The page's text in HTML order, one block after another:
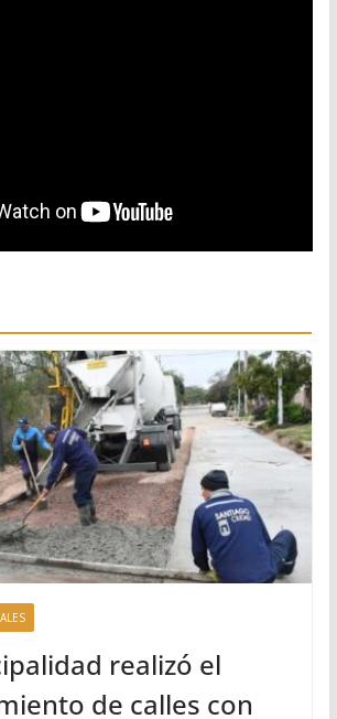
realizó el
de calles con